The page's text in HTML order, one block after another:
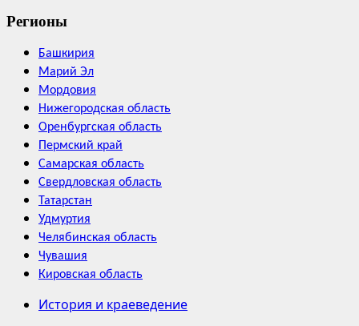
Регионы
Башкирия
Марий Эл
Мордовия
Нижегородская область
Оренбургская область
Пермский край
Самарская область
Свердловская область
Татарстан
Удмуртия
Челябинская область
Чувашия
Кировская область
История и краеведение